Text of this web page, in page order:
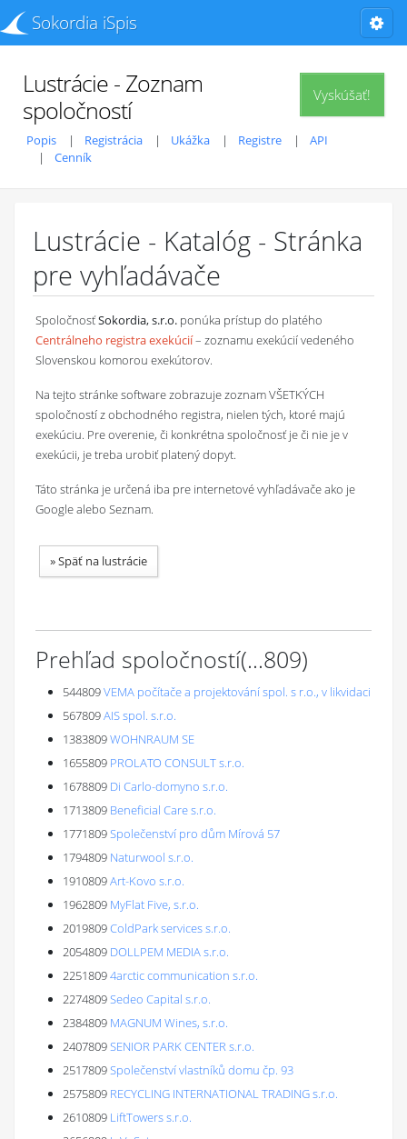
Sokordia iSpis
Vyskúšať!
Lustrácie - Zoznam
spoločností
Popis Registrácia Ukážka Registre
API
Cenník
Lustrácie - Katalóg - Stránka
pre vyhľadávače
SpoločnosťSokordia, s.r.o. ponúka prístup do platého
Centrálneho registra exekúcií– zoznamu exekúcií vedeného
Slovenskou komorou exekútorov.
Na tejto stránke software zobrazuje zoznam VŠETKÝCH
spoločností z obchodného registra, nielen tých, ktoré majú
exekúciu. Pre overenie, či konkrétna spoločnosť je či nie je v
exekúcii, je treba urobiť platený dopyt.
Táto stránka je určená iba pre internetové vyhľadávače ako je
Google alebo Seznam.
»Späť na lustrácie
Prehľad spoločností(...809)
544809VEMA počítače a projektování spol. s r.o., v likvidaci
567809AIS spol. s.r.o.
1383809WOHNRAUM SE
1655809 PROLATO CONSULT s.r.o.
1678809 Di Carlo-domyno s.r.o.
1713809 Beneficial Care s.r.o.
1771809Společenství pro dům Mírová 57
1794809 Naturwool s.r.o.
1910809Art-Kovo s.r.o.
1962809 MyFlat Five, s.r.o.
2019809ColdPark services s.r.o.
2054809 DOLLPEM MEDIA s.r.o.
22518094arctic communication s.r.o.
2274809Sedeo Capital s.r.o.
2384809 MAGNUM Wines, s.r.o.
2407809SENIOR PARK CENTER s.r.o.
2517809Společenství vlastníků domu čp. 93
2575809 RECYCLING INTERNATIONAL TRADING s.r.o.
2610809 LiftTowers s.r.o.